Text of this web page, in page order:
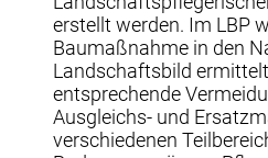
erstellt werden. Im LBP
Baumaßnahme in den
Landschaftsbild
entsprechende
Ausgleichs- und
verschiedenen